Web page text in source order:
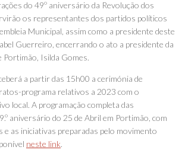
do 49º aniversário da Revolução dos
os representantes dos partidos políticos
Municipal, assim como a presidente deste
Guerreiro, encerrando o ato a presidente da
Portimão, Isilda Gomes.
a partir das 15h00 a cerimónia de
programa relativos a 2023 com o
local. A programação completa das
aniversário do 25 de Abril em Portimão, com
e as iniciativas preparadas pelo movimento
neste link.